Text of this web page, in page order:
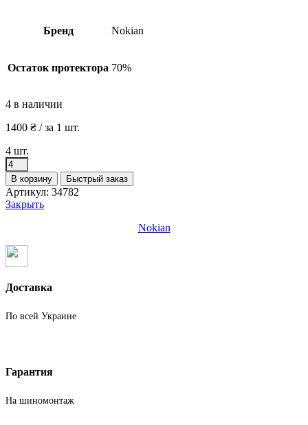
Бренд Nokian
Остаток протектора 70%
4 в наличии
1400 ₴ / за 1 шт.
4 шт.
Количество
товара
Шины
бу
215
Зима
Nokian
В корзину Быстрый заказ
Артикул: 34782
Закрыть
Nokian
Доставка
По всей Украине
Гарантия
На шиномонтаж